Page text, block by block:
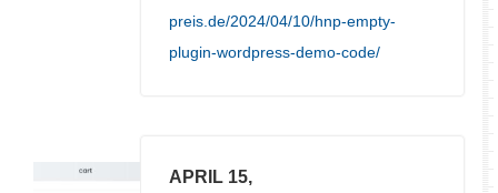
preis.de/2024/04/10/hnp-empty-
plugin-wordpress-demo-code/
APRIL 15,